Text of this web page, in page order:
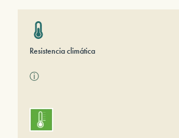
Resistencia climática
ⓘ